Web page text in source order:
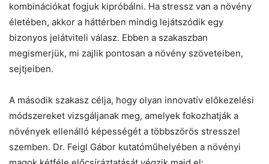
kombinációkat fogjuk kipróbálni. Ha stressz van a növény
életében, akkor a háttérben mindig lejátszódik egy
bizonyos jelátviteli válasz. Ebben a szakaszban
megismerjük, mi zajlik pontosan a növény szöveteiben,
sejtjeiben.
A második szakasz célja, hogy olyan innovatív előkezelési
módszereket vizsgáljanak meg, amelyek fokozhatják a
növények ellenálló képességét a többszörös stresszel
szemben. Dr. Feigl Gábor kutatóműhelyében a növényi